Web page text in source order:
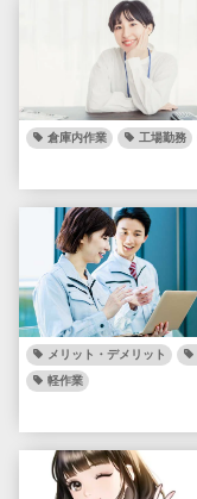
倉庫内作業 工場勤務
メリット・デメリット
軽作業